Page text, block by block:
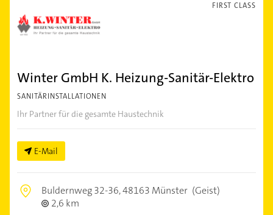
FIRST CLASS
Winter GmbH K. Heizung-Sanitär-Elektro
SANITÄRINSTALLATIONEN
Ihr Partner für die gesamte Haustechnik
E-Mail
Buldernweg 32-36,48163 Münster (Geist)
2,6 km